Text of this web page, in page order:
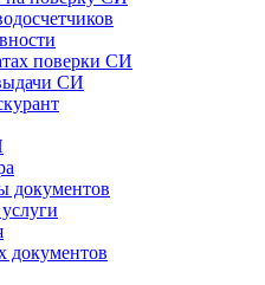
поверки СИ
СИ
документов
документов